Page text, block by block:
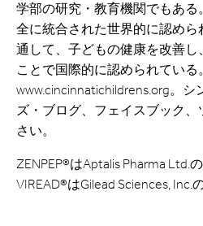
学部の研究・教育機関でもあ
全に統合された世界的に認め
通して、子どもの健康を改善
ことで国際的に認められている
www.cincinnatichildrens.org。
ズ・ブログ、フェイスブック
さい。
ZENPEP®はAptalis Pharma Ltd.
VIREAD®はGilead Sciences, Inc.